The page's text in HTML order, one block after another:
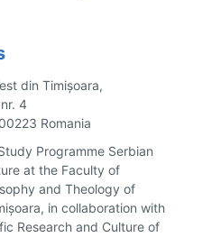
din Timișoara,
4
Romania
Programme Serbian
at the Faculty of
and Theology of
in collaboration with
Research and Culture of